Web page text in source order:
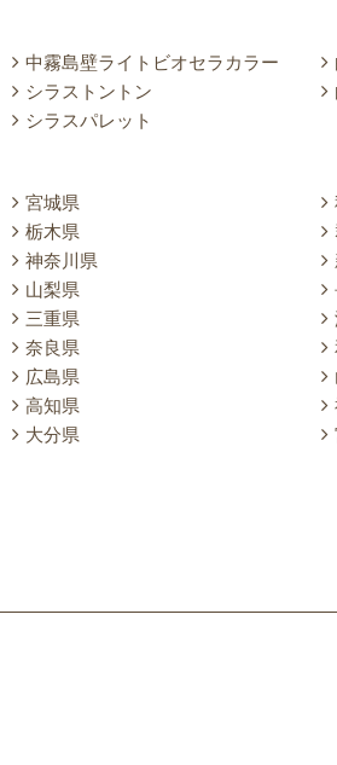
中霧島壁ライトビオセラカラー
シラストントン
シラスパレット
宮城県
栃木県
神奈川県
山梨県
三重県
奈良県
広島県
高知県
大分県